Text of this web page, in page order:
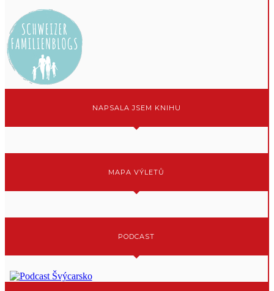
NAPSALA JSEM KNIHU
MAPA VÝLETŮ
PODCAST